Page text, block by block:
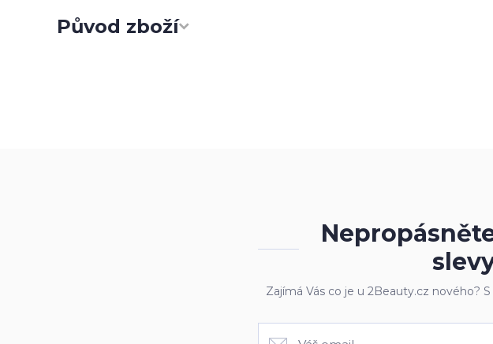
Původ zboží
Zajímá Vás co je u 2Beauty.cz nového?